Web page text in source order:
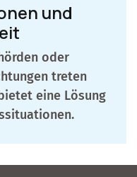
und
oder
treten
eine Lösung